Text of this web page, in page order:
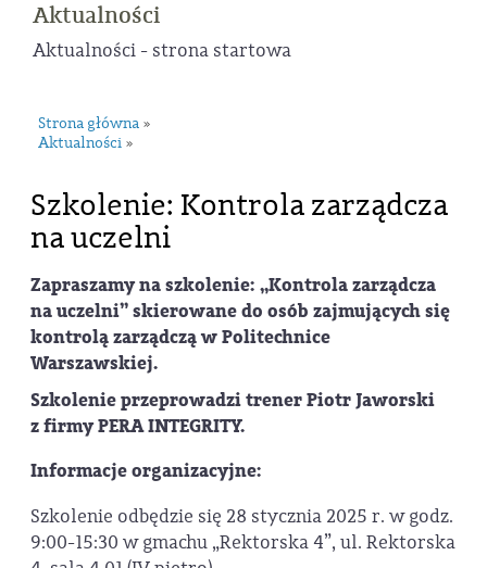
Aktualności
Aktualności - strona startowa
Strona główna »
Aktualności »
Szkolenie: Kontrola zarządcza
na uczelni
Zapraszamy na szkolenie: „Kontrola zarządcza
na uczelni” skierowane do osób zajmujących się
kontrolą zarządczą w Politechnice
Warszawskiej.
Szkolenie przeprowadzi trener Piotr Jaworski
z firmy PERA INTEGRITY.
Informacje organizacyjne:
Szkolenie odbędzie się 28 stycznia 2025 r. w godz.
9:00-15:30 w gmachu „Rektorska 4”, ul. Rektorska